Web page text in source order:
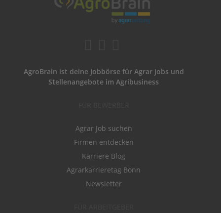
AgroBrain ist deine Jobbörse für Agrar Jobs und
Stellenangebote im Agribusiness
Agrar Job suchen
Firmen entdecken
Karriere Blog
Agrarkarrieretag Bonn
Newsletter